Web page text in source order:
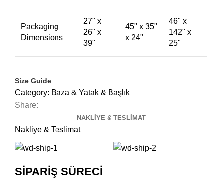
Packaging
Dimensions
27" x
26" x
39"
45" x 35"
x 24"
46" x
142" x
25"
Size Guide
Category: Baza & Yatak & Başlık
Share:
NAKLIYE & TESLIMAT
Nakliye & Teslimat
SİPARİŞ SÜRECİ